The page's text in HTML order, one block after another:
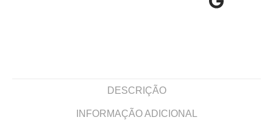
DESCRIÇÃO
INFORMAÇÃO ADICIONAL